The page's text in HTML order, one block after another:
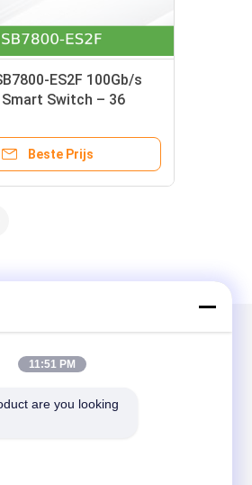
ES2F 100Gb/s
Switch – 36
Beste Prijs
11:51 PM
are you looking